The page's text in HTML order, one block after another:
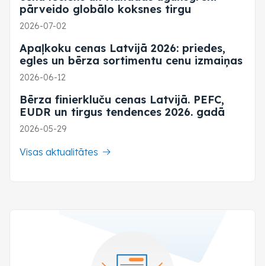
pārveido globālo koksnes tirgu
2026-07-02
Apaļkoku cenas Latvijā 2026: priedes,
egles un bērza sortimentu cenu izmaiņas
2026-06-12
Bērza finierkluču cenas Latvijā. PEFC,
EUDR un tirgus tendences 2026. gadā
2026-05-29
Visas aktualitātes